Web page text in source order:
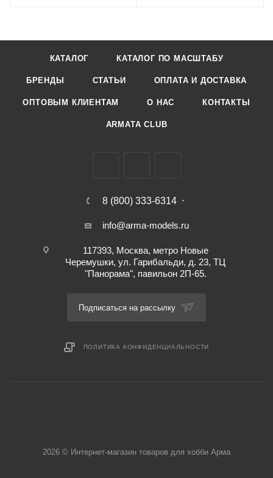
КАТАЛОГ КАТАЛОГ ПО МАСШТАБУ
БРЕНДЫ СТАТЬИ ОПЛАТА И ДОСТАВКА
ОПТОВЫМ КЛИЕНТАМ О НАС КОНТАКТЫ
ARMATA CLUB
8 (800) 333-6314
info@arma-models.ru
117393, Москва, метро Новые
Черемушки, ул. Гарибальди, д. 23, ТЦ
"Панорама", павильон 2П-65.
Подписаться на рассылку
ПОЛИТИКА КОНФИДЕНЦИАЛЬНОСТИ
2026 © Интернет-магазин товаров для хобби Арма